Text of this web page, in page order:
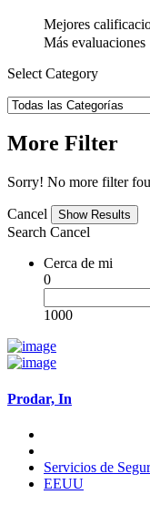
Mejores
Más evaluaciones
Select Category
More Filter
Sorry! No more filter
Cancel
Search Cancel
Cerca de mi
0
1000
Prodar, In
Servicios de
EEUU